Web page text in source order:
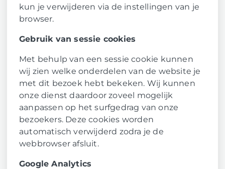
kun je verwijderen via de instellingen van je
browser.
Gebruik van sessie cookies
Met behulp van een sessie cookie kunnen
wij zien welke onderdelen van de website je
met dit bezoek hebt bekeken. Wij kunnen
onze dienst daardoor zoveel mogelijk
aanpassen op het surfgedrag van onze
bezoekers. Deze cookies worden
automatisch verwijderd zodra je de
webbrowser afsluit.
Google Analytics